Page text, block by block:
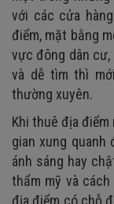
với các cửa
điểm, mặt bằng
vực đông dân
và dễ tìm thì
thường xuyên.
Khi thuê địa
gian xung quanh
ánh sáng hay
thẩm mỹ và
địa điểm có chỗ